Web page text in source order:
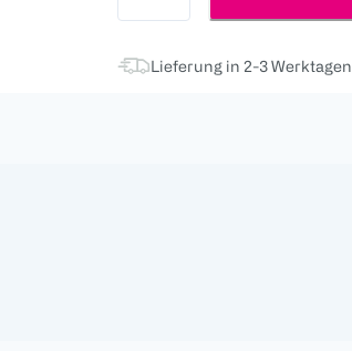
Lieferung in 2-3 Werktagen